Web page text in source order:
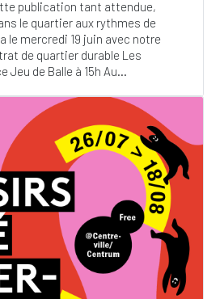
publication tant attendue,
le quartier aux rythmes de
le mercredi 19 juin avec notre
de quartier durable Les
Jeu de Balle à 15h Au...